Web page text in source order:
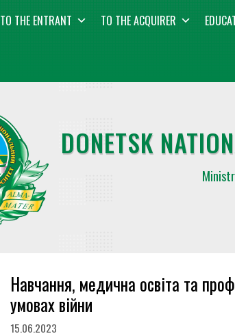
TO THE ENTRANT TO THE ACQUIRER
DONETSK
Навчання, медична освіта та
умовах війни
15.06.2023